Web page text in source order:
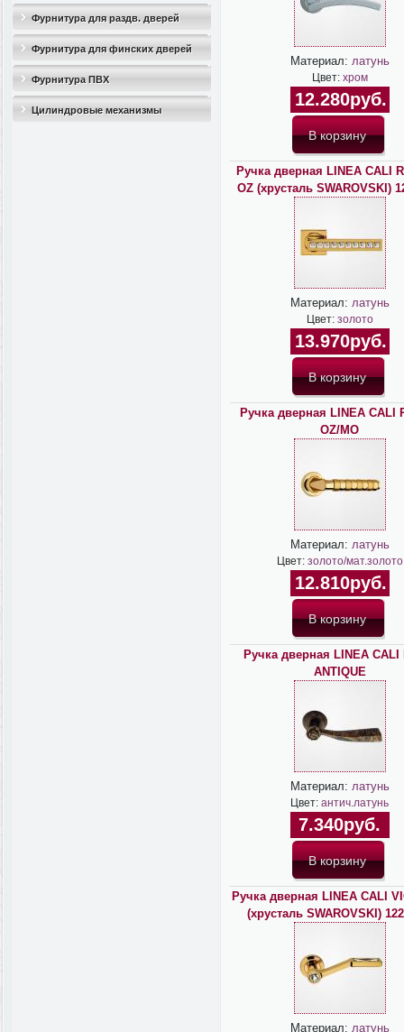
Фурнитура для раздв. дверей
Фурнитура для финских дверей
Фурнитура ПВХ
Цилиндровые механизмы
Материал: латунь
Цвет: хром
12.280руб.
Ручка дверная LINEA CALI
OZ (хрусталь SWAROVSKI)
Материал: латунь
Цвет: золото
13.970руб.
Ручка дверная LINEA CALI
OZ/MO
Материал: латунь
Цвет: золото/мат.золото
12.810руб.
Ручка дверная LINEA CALI
ANTIQUE
Материал: латунь
Цвет: антич.латунь
7.340руб.
Ручка дверная LINEA CALI
(хрусталь SWAROVSKI)
Материал: латунь